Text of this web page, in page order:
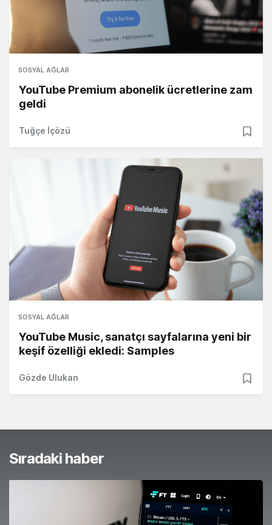
SOSYAL AĞLAR
YouTube Premium abonelik ücretlerine zam
geldi
Tuğçe İçözü
SOSYAL AĞLAR
YouTube Music, sanatçı sayfalarına yeni bir
keşif özelliği ekledi: Samples
Gözde Ulukan
Sıradaki haber